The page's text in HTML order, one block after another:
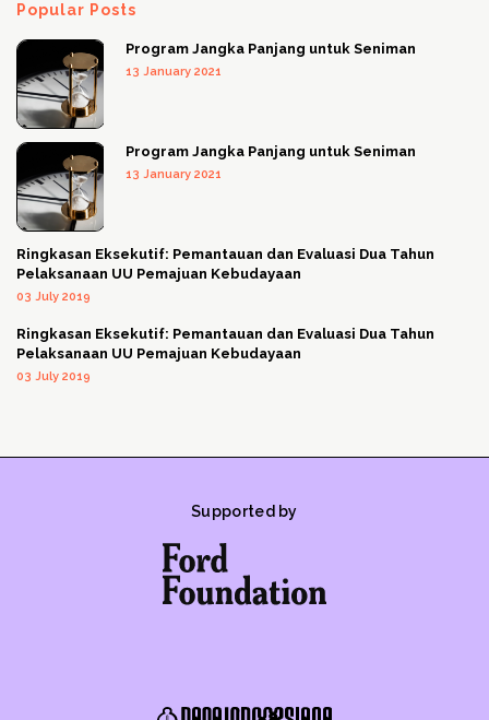
Popular Posts
Program Jangka Panjang untuk Seniman
13 January 2021
Program Jangka Panjang untuk Seniman
13 January 2021
Ringkasan Eksekutif: Pemantauan dan Evaluasi Dua Tahun
Pelaksanaan UU Pemajuan Kebudayaan
03 July 2019
Ringkasan Eksekutif: Pemantauan dan Evaluasi Dua Tahun
Pelaksanaan UU Pemajuan Kebudayaan
03 July 2019
Supported by